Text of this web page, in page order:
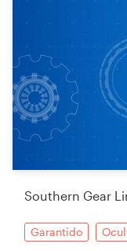
Southern Gear
Garantido